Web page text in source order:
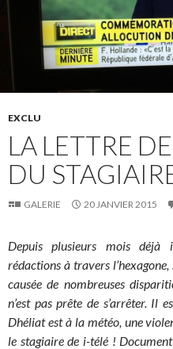
EXCLU
LA LETTRE
DU
GALERIE 20 JANVIER 2015
Depuis plusieurs mois
rédactions à travers
causée de nombreuses
n’est pas prête de s’arrêter. Il
Dhéliat est à la météo, une
le stagiaire de i-télé !